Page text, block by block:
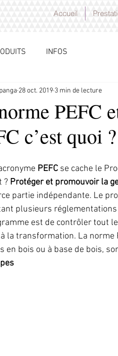
Accueil
INFOS
PEFC
c’est quoi ?
28 oct. 2019 3 min de lecture
PEFC se cache le
? Protéger et promouvoir la
partie indépendante. Le
plusieurs réglementations
est de contrôler tout
la transformation. La norme
en bois ou à base de bois,